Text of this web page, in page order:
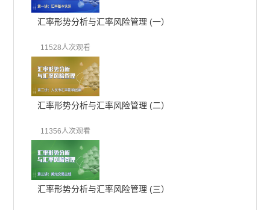
汇率形势分析与汇率风险管理 (一）
11528人次观看
汇率形势分析与汇率风险管理 (二）
11356人次观看
汇率形势分析与汇率风险管理 (三）